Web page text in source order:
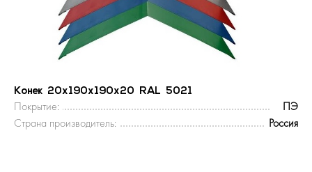
Конек 20х190х190х20 RAL 5021
Покрытие:
ПЭ
Страна производитель:
Россия